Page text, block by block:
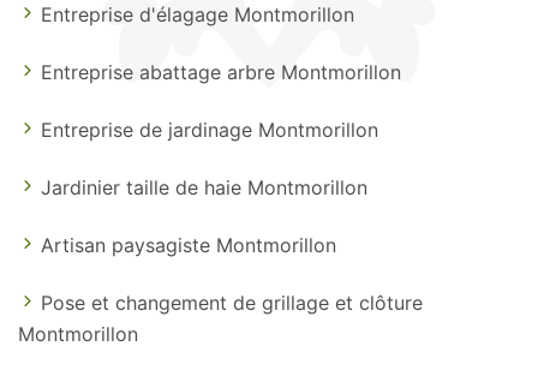
Entreprise d'élagage Montmorillon
Entreprise abattage arbre Montmorillon
Entreprise de jardinage Montmorillon
Jardinier taille de haie Montmorillon
Artisan paysagiste Montmorillon
Pose et changement de grillage et clôture
Montmorillon